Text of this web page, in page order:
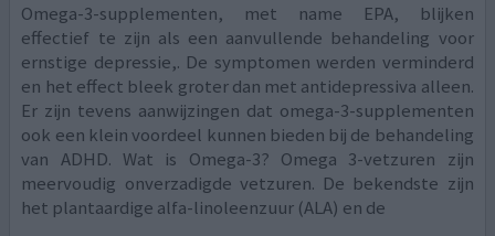
Omega-3-supplementen, met name EPA, blijken
effectief te zijn als een aanvullende behandeling voor
ernstige depressie,. De symptomen werden verminderd
en het effect bleek groter dan met antidepressiva alleen.
Er zijn tevens aanwijzingen dat omega-3-supplementen
ook een klein voordeel kunnen bieden bij de behandeling
van ADHD. Wat is Omega-3? Omega 3-vetzuren zijn
meervoudig onverzadigde vetzuren. De bekendste zijn
het plantaardige alfa-linoleenzuur (ALA) en de